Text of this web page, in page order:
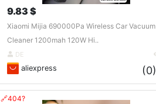
9.83 $
Xiaomi Mijia 690000Pa Wireless Car Vacuum
Cleaner 1200mah 120W Hi..
DE
aliexpress (0)
🔗404?